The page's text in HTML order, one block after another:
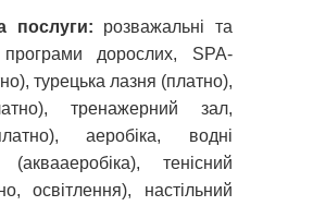
послуги: розважальні та
програми дорослих, SPA-
турецька лазня (платно),
тренажерний зал,
аеробіка, водні
тенісний
освітлення), настільний